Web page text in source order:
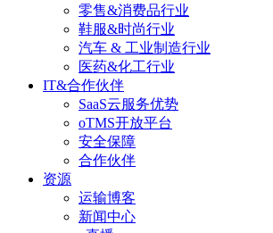
零售&消费品行业
鞋服&时尚行业
汽车 & 工业制造行业
医药&化工行业
IT&合作伙伴
SaaS云服务优势
oTMS开放平台
安全保障
合作伙伴
资源
运输博客
新闻中心